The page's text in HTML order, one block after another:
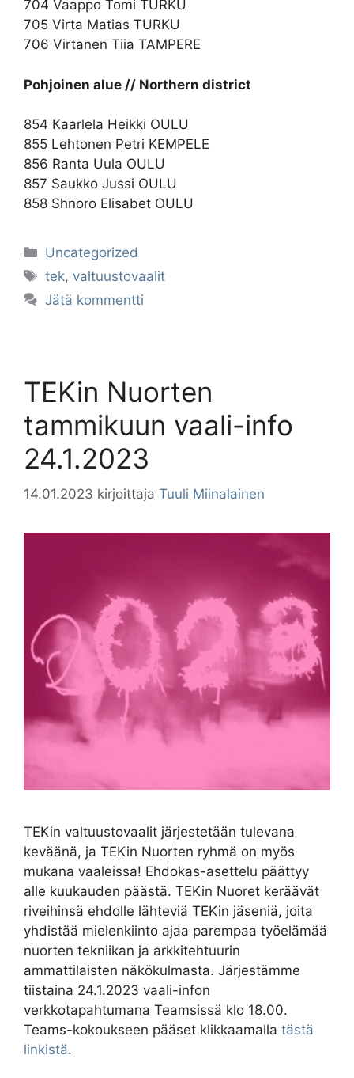
704 Vaappo Tomi TURKU
705 Virta Matias TURKU
706 Virtanen Tiia TAMPERE
Pohjoinen alue // Northern district
854 Kaarlela Heikki OULU
855 Lehtonen Petri KEMPELE
856 Ranta Uula OULU
857 Saukko Jussi OULU
858 Shnoro Elisabet OULU
Kategoriat
Uncategorized
Avainsanat
tek,valtuustovaalit
Jätä kommentti
TEKin Nuorten
tammikuun vaali-info
24.1.2023
14.01.2023 kirjoittaja Tuuli Miinalainen
TEKin valtuustovaalit järjestetään tulevana
keväänä, ja TEKin Nuorten ryhmä on myös
mukana vaaleissa! Ehdokas-asettelu päättyy
alle kuukauden päästä. TEKin Nuoret keräävät
riveihinsä ehdolle lähteviä TEKin jäseniä, joita
yhdistää mielenkiinto ajaa parempaa työelämää
nuorten tekniikan ja arkkitehtuurin
ammattilaisten näkökulmasta. Järjestämme
tiistaina 24.1.2023 vaali-infon
verkkotapahtumana Teamsissä klo 18.00.
Teams-kokoukseen pääset klikkaamalla tästä
linkistä.